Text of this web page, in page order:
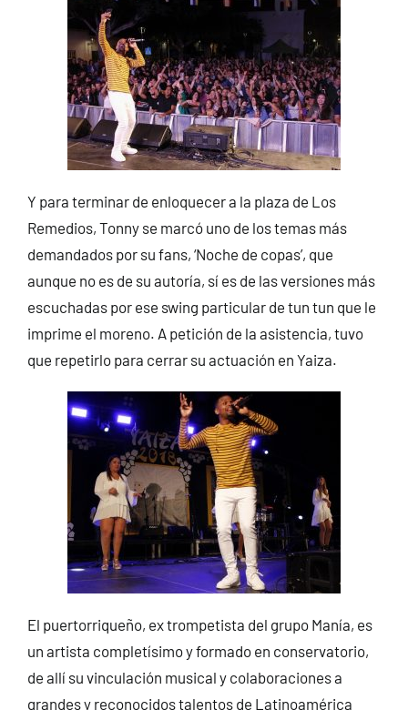
Y para terminar de enloquecer a la plaza de Los
Remedios, Tonny se marcó uno de los temas más
demandados por su fans, ‘Noche de copas’, que
aunque no es de su autoría, sí es de las versiones más
escuchadas por ese swing particular de tun tun que le
imprime el moreno. A petición de la asistencia, tuvo
que repetirlo para cerrar su actuación en Yaiza.
El puertorriqueño, ex trompetista del grupo Manía, es
un artista completísimo y formado en conservatorio,
de allí su vinculación musical y colaboraciones a
grandes y reconocidos talentos de Latinoamérica